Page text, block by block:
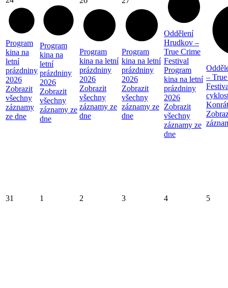
Program
kina na
letní
prázdniny
2026
Zobrazit
všechny
záznamy
ze dne
Program
kina na
letní
prázdniny
2026
Zobrazit
všechny
záznamy ze
dne
Program
kina na letní
prázdniny
2026
Zobrazit
všechny
záznamy ze
dne
Program
kina na letní
prázdniny
2026
Zobrazit
všechny
záznamy ze
dne
Oddělení
Hrudkov –
True Crime
Festival
Program
kina na letní
prázdniny
2026
Zobrazit
všechny
záznamy ze
dne
–
31 1 2 3 4 5